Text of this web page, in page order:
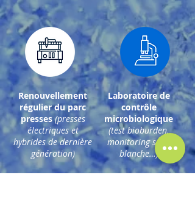
Renouvellement
régulier du parc
presses(presses
électriques et
hybrides de dernière
génération)
Laboratoire de
contrôle
microbiologique
(test bioburden,
monitoring salle
blanche…)